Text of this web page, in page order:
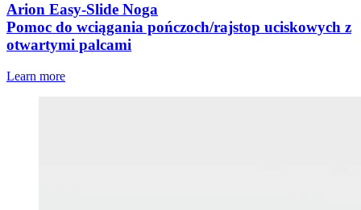
Arion Easy-Slide Noga
Pomoc do wciągania pończoch/rajstop uciskowych z
otwartymi palcami
Learn more